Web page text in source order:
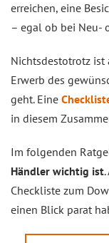
erreichen, eine
– egal ob bei Neu-
Nichtsdestotrotz ist
Erwerb des
geht. Eine
in diesem
Im folgenden
Händler wichtig ist
Checkliste zum
einen Blick parat